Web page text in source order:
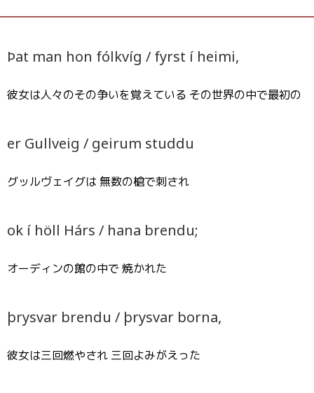
Þat man hon fólkvíg / fyrst í heimi,
彼女は人々のその争いを覚えている その世界の中で最初の
er Gullveig / geirum studdu
グッルヴェイグは 無数の槍で刺され
ok í höll Hárs / hana brendu;
オーディンの館の中で 焼かれた
þrysvar brendu / þrysvar borna,
彼女は三回燃やされ 三回よみがえった